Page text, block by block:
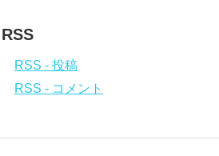
RSS
RSS - 投稿
RSS - コメント